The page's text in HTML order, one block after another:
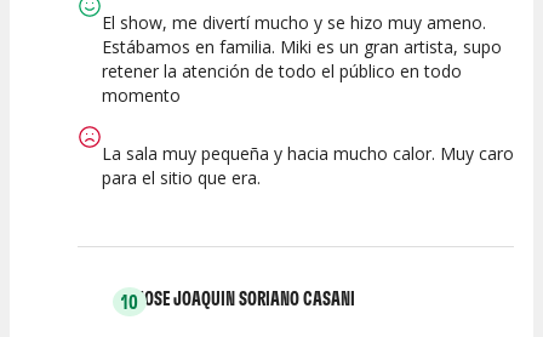
Espectáculo
Escena
artística
El show, me divertí mucho y se hizo muy ameno.
Estábamos en familia. Miki es un gran artista, supo
retener la atención de todo el público en todo
momento
La sala muy pequeña y hacia mucho calor. Muy caro
para el sitio que era.
10JOSE JOAQUIN SORIANO CASANI